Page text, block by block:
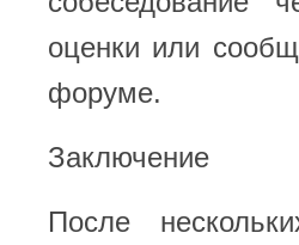
оценки или
форуме.
Заключение
После